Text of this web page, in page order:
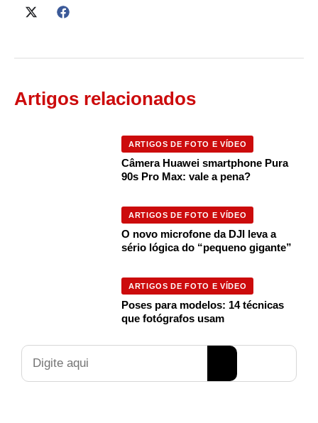
Artigos relacionados
ARTIGOS DE FOTO E VÍDEO
Câmera Huawei smartphone Pura
90s Pro Max: vale a pena?
ARTIGOS DE FOTO E VÍDEO
O novo microfone da DJI leva a
sério lógica do “pequeno gigante”
ARTIGOS DE FOTO E VÍDEO
Poses para modelos: 14 técnicas
que fotógrafos usam
Pesquisar